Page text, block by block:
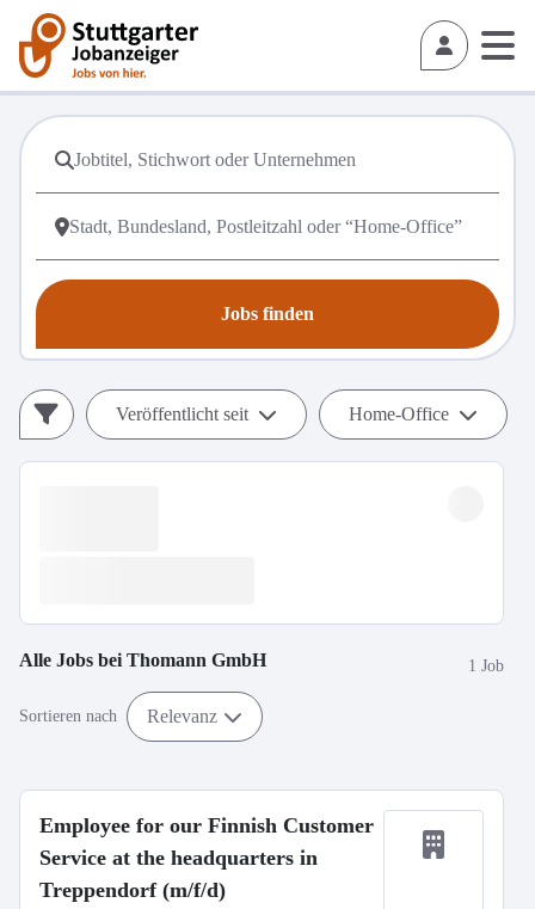
Jobs finden
Veröffentlicht seit Home-Office
Alle Jobs bei Thomann GmbH 1 Job
Sortieren nach Relevanz
Employee for our Finnish Customer
Service at the headquarters in
Treppendorf (m/f/d)